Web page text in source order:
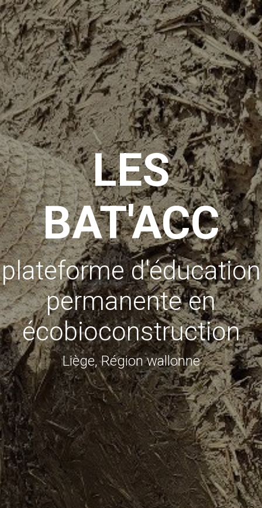
LES
BAT'ACC
plateforme d'éducation
permanente en
écobioconstruction
Liège, Région wallonne